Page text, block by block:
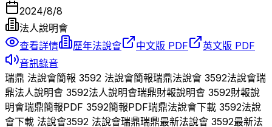
2024/8/8
法人說明會
查看詳情
歷年法說會 中文版 PDF
英文版 PDF
音訊錄音
瑞鼎 法說會簡報 3592 法說會簡報瑞鼎法說會 3592法說會瑞
鼎法人說明會 3592法人說明會瑞鼎財報說明會 3592財報說
明會瑞鼎簡報PDF 3592簡報PDF瑞鼎法說會下載 3592法說
會下載 法說會3592 法說會瑞鼎瑞鼎最新法說會 3592最新法